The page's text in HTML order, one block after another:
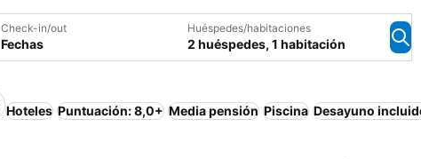
Check-in/out
Fechas
Huéspedes/habitaciones
2 huéspedes, 1 habitación
Hoteles Puntuación: 8,0+ Media pensión Piscina Desayuno